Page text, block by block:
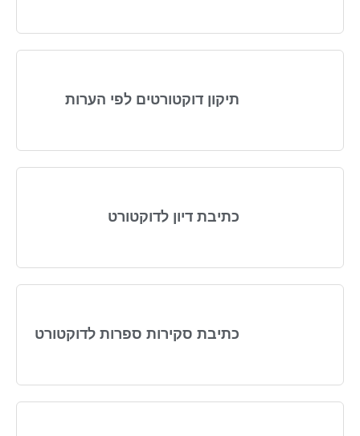
תיקון דוקטורטים לפי הערות
כתיבת דיון לדוקטורט
כתיבת סקירות ספרות לדוקטורט